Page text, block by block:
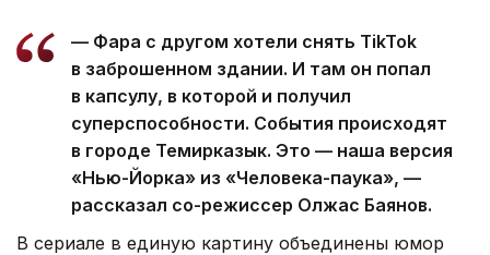
— Фара с другом хотели снять TikTok
в заброшенном здании. И там он попал
в капсулу, в которой и получил
суперспособности. События происходят
в городе Темирказык. Это — наша версия
«Нью-Йорка» из «Человека-паука», —
рассказал со-режиссер Олжас Баянов.
В сериале в единую картину объединены юмор